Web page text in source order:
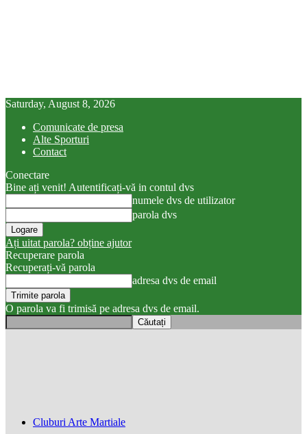
Saturday, August 8, 2026
Comunicate de presa
Alte Sporturi
Contact
Conectare
Bine ați venit! Autentificați-vă in contul dvs
numele dvs de utilizator
parola dvs
Ați uitat parola? obține ajutor
Recuperare parola
Recuperați-vă parola
adresa dvs de email
O parola va fi trimisă pe adresa dvs de email.
Cluburi Arte Martiale